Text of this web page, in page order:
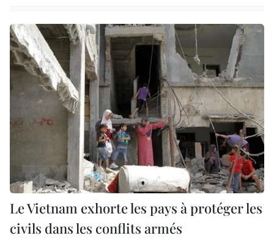
Le Vietnam exhorte les pays à protéger les
civils dans les conflits armés